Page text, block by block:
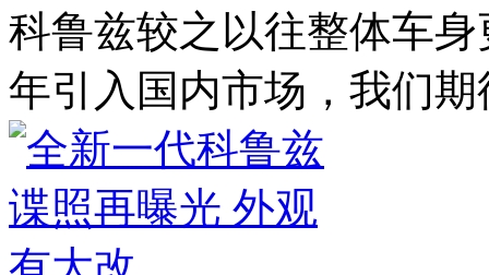
科鲁兹较之以往整体车
年引入国内市场，我们